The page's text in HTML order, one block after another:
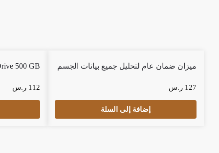
ميزان ضمان عام لتحليل جميع بيانات الجسم
127 ر.س
إضافة إلى السلة
500 GB
112 ر.س